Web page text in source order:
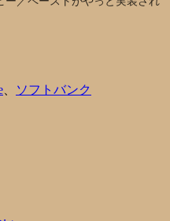
ソフトバンク